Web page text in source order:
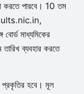
করতে পারবে। 10 তম
মাধ্যমিকের
ব্যবহার করতে
হবে। মূল